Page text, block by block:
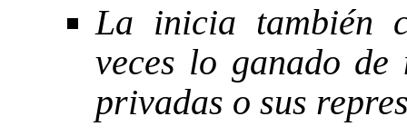
La inicia también
veces lo ganado
privadas o sus